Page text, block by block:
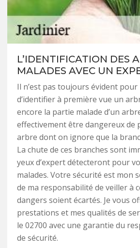
L’IDENTIFICATION DES
MALADES AVEC UN
Il n’est pas toujours évident
d’identifier à première vue un
encore la partie malade d’un
effectivement être dangereux de
arbre dont on ignore que la
La chute de ces branches sont
yeux d’expert détecteront pour
malades. Votre sécurité est mon
de ma responsabilité de veiller à
dangers soient écartés. Je vous
prestations et mes qualités de
le 02700 avec une garantie du
de sécurité.